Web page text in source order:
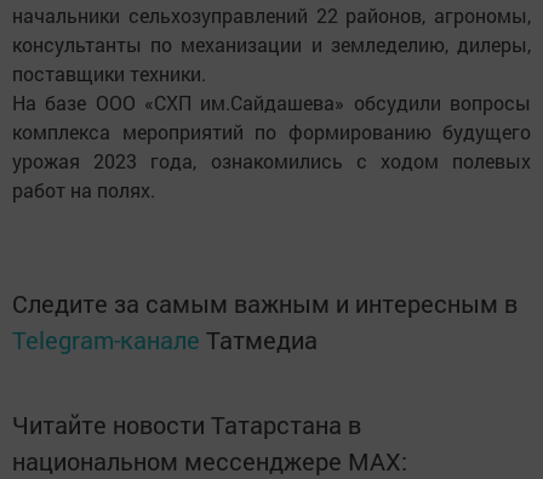
начальники сельхозуправлений 22 районов, агрономы,
консультанты по механизации и земледелию, дилеры,
поставщики техники.
На базе ООО «СХП им.Сайдашева» обсудили вопросы
комплекса мероприятий по формированию будущего
урожая 2023 года, ознакомились с ходом полевых
работ на полях.
Следите за самым важным и интересным в
Telegram-канале Татмедиа
Читайте новости Татарстана в
национальном мессенджере MАХ: